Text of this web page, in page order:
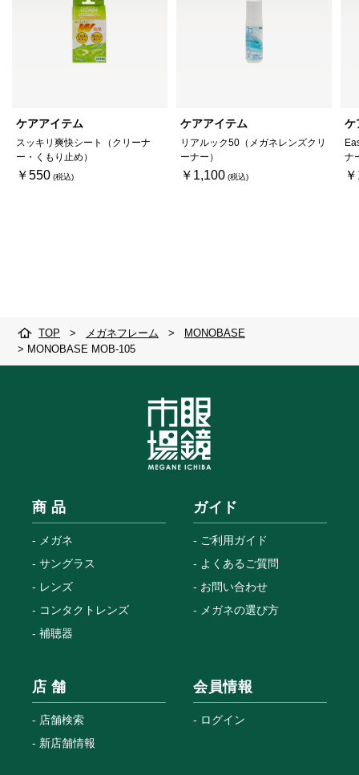
ケアアイテム
スッキリ爽快シート（クリーナ
ー・くもり止め）
￥550
ケアアイテム
リアルック50（メガネレンズクリ
ーナー）
￥1,100
ケ
ナ
TOP > メガネフレーム >
MONOBASE
> MONOBASE MOB-105
商 品
メガネ
サングラス
レンズ
コンタクトレンズ
補聴器
ガイド
ご利用ガイド
よくあるご質問
お問い合わせ
メガネの選び方
店 舗
店舗検索
新店舗情報
会員情報
ログイン